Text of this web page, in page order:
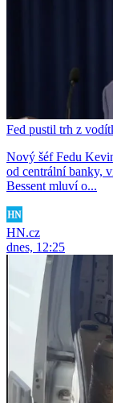
Fed pustil trh z
Nový šéf Fedu
od centrální banky,
Bessent mluví o...
HN.cz
dnes, 12:25